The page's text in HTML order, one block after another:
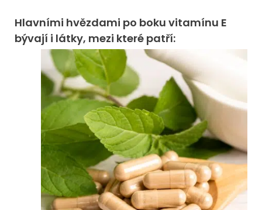
Hlavními hvězdami po boku vitamínu E
bývají i látky, mezi které patří: